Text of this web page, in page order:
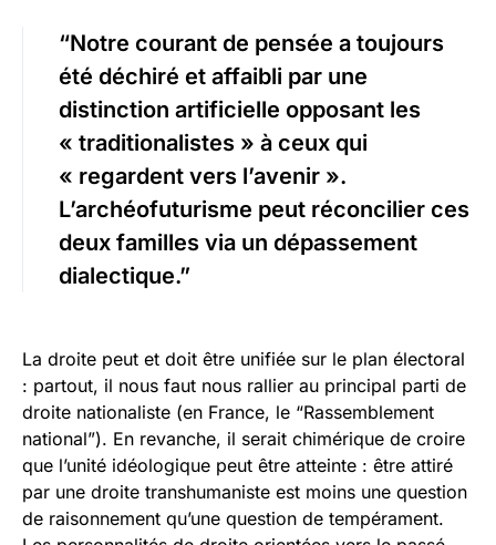
“Notre courant de pensée a toujours
été déchiré et affaibli par une
distinction artificielle opposant les
« traditionalistes » à ceux qui
« regardent vers l’avenir ».
L’archéofuturisme peut réconcilier ces
deux familles via un dépassement
dialectique.”
La droite peut et doit être unifiée sur le plan électoral
: partout, il nous faut nous rallier au principal parti de
droite nationaliste (en France, le “Rassemblement
national”). En revanche, il serait chimérique de croire
que l’unité idéologique peut être atteinte : être attiré
par une droite transhumaniste est moins une question
de raisonnement qu’une question de tempérament.